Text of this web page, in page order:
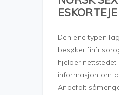
Den ene typen
besøker
hjelper
informasjon om
Anbefalt